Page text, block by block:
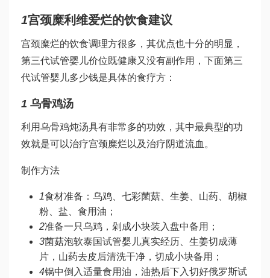
1宫颈糜利维爱烂的饮食建议
宫颈糜烂的饮食调理方很多，其优点也十分的明显，
第三代试管婴儿价位既健康又没有副作用，下面第三
代试管婴儿多少钱是具体的食疗方：
1 乌骨鸡汤
利用乌骨鸡炖汤具有非常多的功效，其中最典型的功
效就是可以治疗宫颈糜烂以及治疗阴道流血。
制作方法
1食材准备：乌鸡、七彩菌菇、生姜、山药、胡椒
粉、盐、食用油；
2准备一只乌鸡，剁成小块装入盘中备用；
3菌菇泡软泰国试管婴儿真实经历 、生姜切成薄
片，山药去皮后清洗干净，切成小块备用；
4锅中倒入适量食用油，油热后下入切好俄罗斯试